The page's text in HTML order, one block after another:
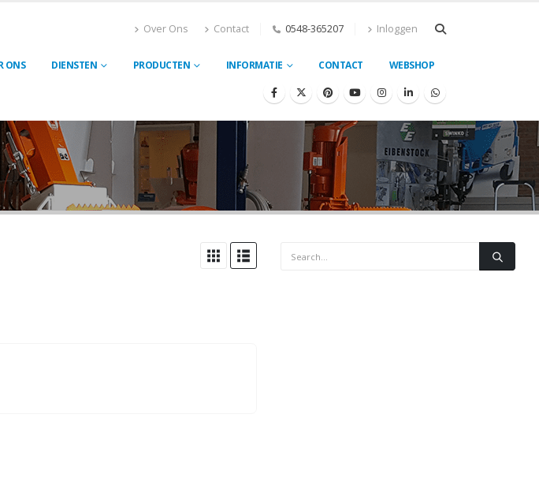
Over Ons Contact 0548-365207 Inloggen
ONS DIENSTEN PRODUCTEN INFORMATIE CONTACT WEBSHOP